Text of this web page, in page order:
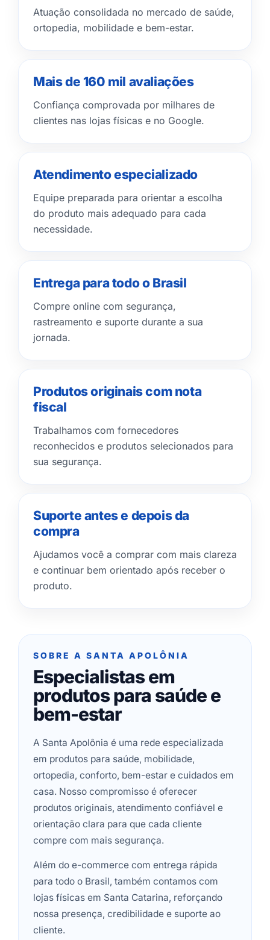
Atuação consolidada no mercado de saúde,
ortopedia, mobilidade e bem-estar.
Mais de 160 mil avaliações
Confiança comprovada por milhares de
clientes nas lojas físicas e no Google.
Atendimento especializado
Equipe preparada para orientar a escolha
do produto mais adequado para cada
necessidade.
Entrega para todo o Brasil
Compre online com segurança,
rastreamento e suporte durante a sua
jornada.
Produtos originais com nota
fiscal
Trabalhamos com fornecedores
reconhecidos e produtos selecionados para
sua segurança.
Suporte antes e depois da
compra
Ajudamos você a comprar com mais clareza
e continuar bem orientado após receber o
produto.
SOBRE A SANTA APOLÔNIA
Especialistas em
produtos para saúde e
bem-estar
A Santa Apolônia é uma rede especializada
em produtos para saúde, mobilidade,
ortopedia, conforto, bem-estar e cuidados em
casa. Nosso compromisso é oferecer
produtos originais, atendimento confiável e
orientação clara para que cada cliente
compre com mais segurança.
Além do e-commerce com entrega rápida
para todo o Brasil, também contamos com
lojas físicas em Santa Catarina, reforçando
nossa presença, credibilidade e suporte ao
cliente.